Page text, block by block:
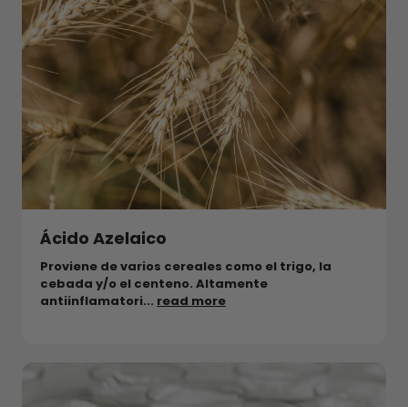
Ácido Azelaico
Proviene de varios cereales como el trigo, la
cebada y/o el centeno. Altamente
antiinflamatori... read more